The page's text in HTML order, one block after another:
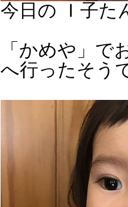
今日の Ｉ子た
「かめや」で
へ行ったそう